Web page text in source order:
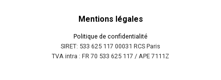
Mentions légales
Politique de confidentialité
SIRET: 533 625 117 00031 RCS Paris
TVA intra : FR 70 533 625 117 / APE 7111Z